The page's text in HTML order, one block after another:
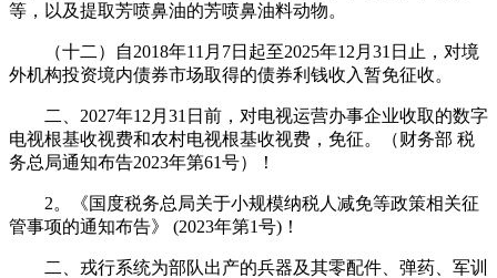
等，以及提取芳喷鼻油的芳喷鼻油料动物。
（十二）自2018年11月7日起至2025年12月31日止，对境
外机构投资境内债券市场取得的债券利钱收入暂免征收。
二、2027年12月31日前，对电视运营办事企业收取的数字
电视根基收视费和农村电视根基收视费，免征。（财务部 税
务总局通知布告2023年第61号）！
2。《国度税务总局关于小规模纳税人减免等政策相关征
管事项的通知布告》 (2023年第1号)！
二、戎行系统为部队出产的兵器及其零配件、弹药、军训